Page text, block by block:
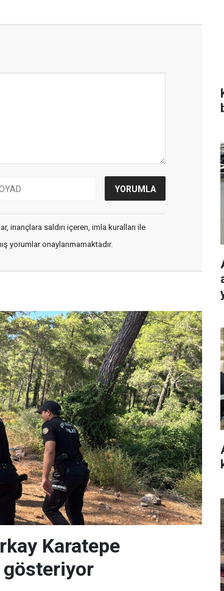
inançlara saldırı içeren, imla kuralları ile
yorumlar onaylanmamaktadır.
Karatepe
gösteriyor